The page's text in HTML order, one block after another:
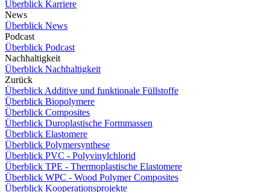
Überblick Karriere
News
Überblick News
Podcast
Überblick Podcast
Nachhaltigkeit
Überblick Nachhaltigkeit
Zurück
Überblick Additive und funktionale Füllstoffe
Überblick Biopolymere
Überblick Composites
Überblick Duroplastische Formmassen
Überblick Elastomere
Überblick Polymersynthese
Überblick PVC - Polyvinylchlorid
Überblick TPE - Thermoplastische Elastomere
Überblick WPC - Wood Polymer Composites
Überblick Kooperationsprojekte